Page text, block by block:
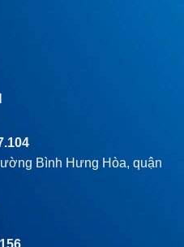
Bình Hưng Hòa, quận